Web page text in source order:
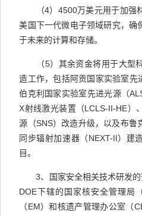
（4） 4500万美元用于加强
美国下一代微电子领域研究，确
于未来的计算和存储。
（5）其余资金将用于大型
造工作，包括阿贡国家实验室先
伯克利国家实验室先进光源（
X射线激光装置（LCLS-II-HE）
源（SNS）改造升级，以及布鲁
同步辐射加速器（NEXT-II）建
目。
3、国家安全相关技术研发
DOE下辖的国家核安全管理局
（EM）和核遗产管理办公室（